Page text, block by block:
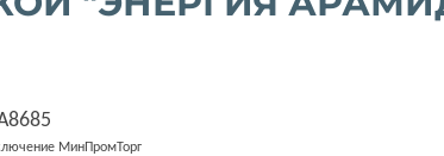
МинПромТорг